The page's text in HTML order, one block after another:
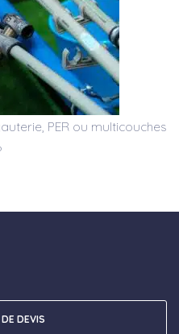
PER ou multicouches
DEVIS